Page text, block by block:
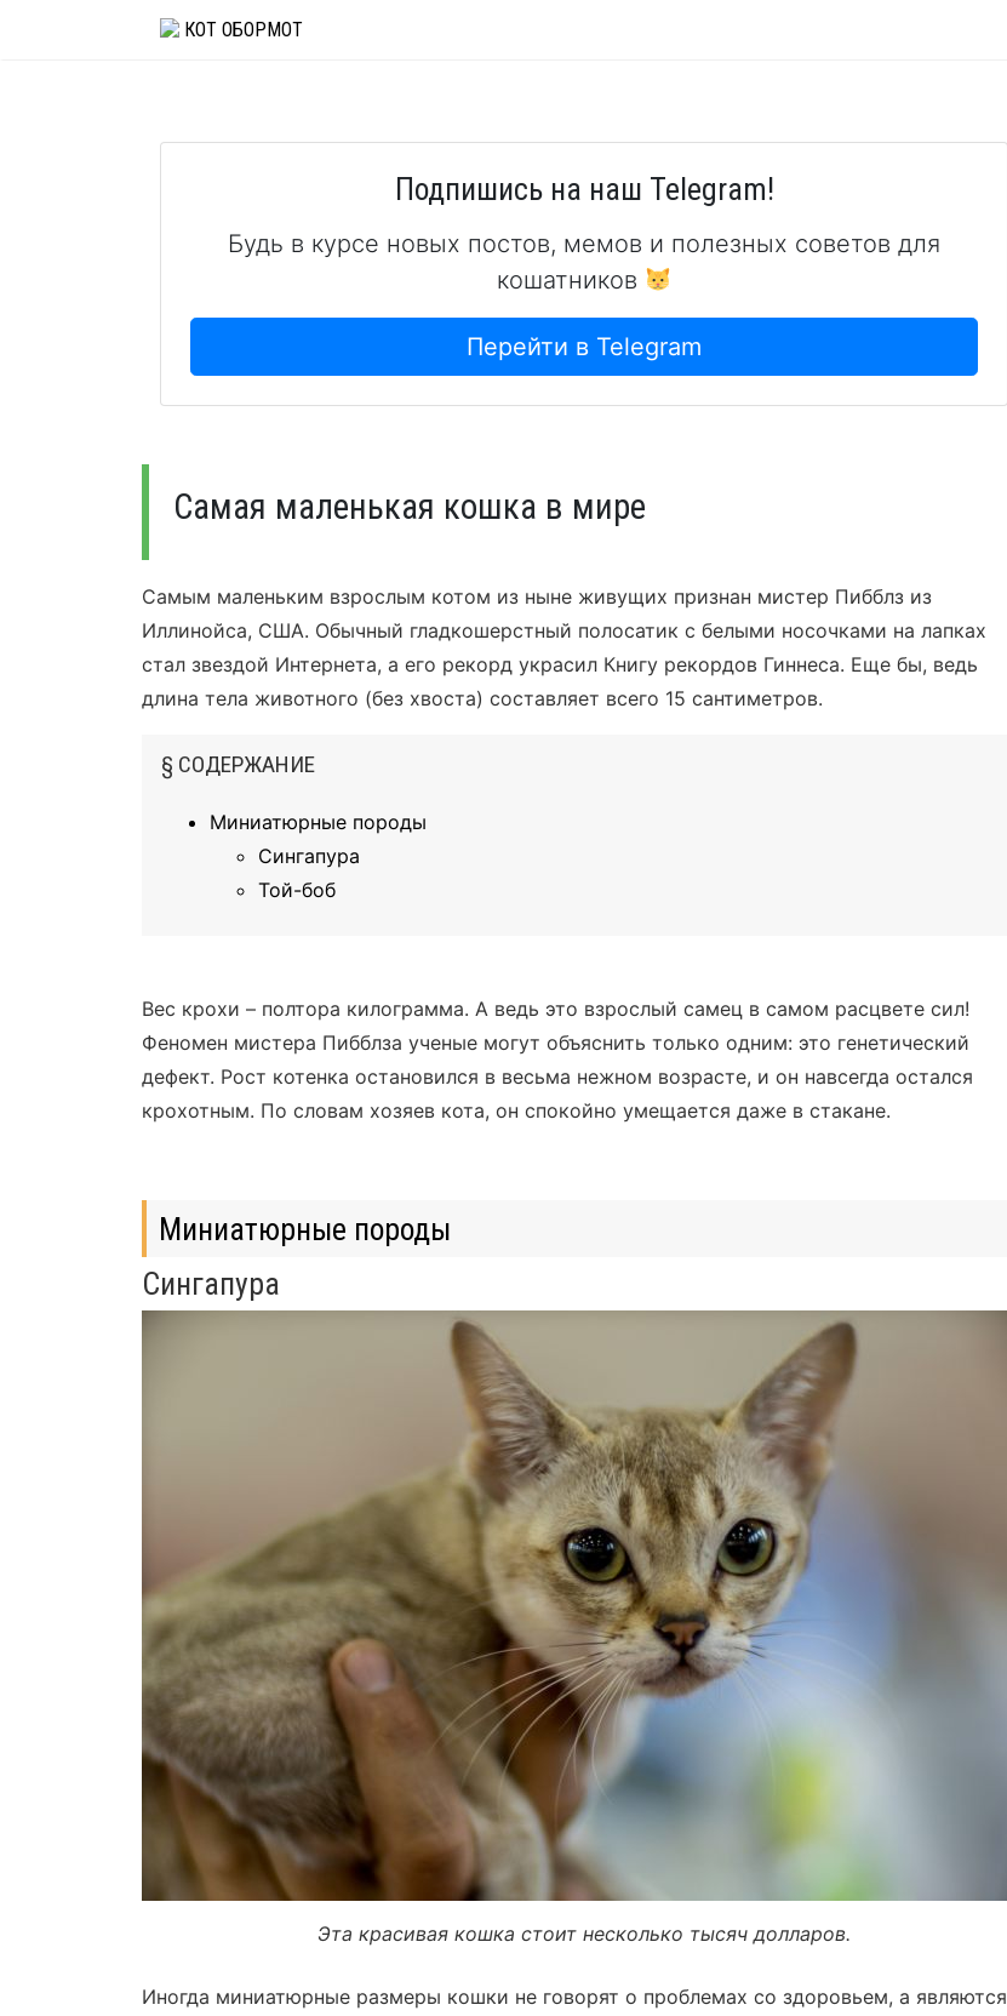
КОТ ОБОРМОТ
Подпишись на наш Telegram!
Будь в курсе новых постов, мемов и полезных советов для
кошатников
Перейти в Telegram
Самая маленькая кошка в мире
Самым маленьким взрослым котом из ныне живущих признан мистер Пибблз из
Иллинойса, США. Обычный гладкошерстный полосатик с белыми носочками на лапках
стал звездой Интернета, а его рекорд украсил Книгу рекордов Гиннеса. Еще бы, ведь
длина тела животного (без хвоста) составляет всего 15 сантиметров.
§ СОДЕРЖАНИЕ
Миниатюрные породы
Сингапура
Той-боб
Вес крохи – полтора килограмма. А ведь это взрослый самец в самом расцвете сил!
Феномен мистера Пибблза ученые могут объяснить только одним: это генетический
дефект. Рост котенка остановился в весьма нежном возрасте, и он навсегда остался
крохотным. По словам хозяев кота, он спокойно умещается даже в стакане.
Миниатюрные породы
Сингапура
Эта красивая кошка стоит несколько тысяч долларов.
Иногда миниатюрные размеры кошки не говорят о проблемах со здоровьем, а являются